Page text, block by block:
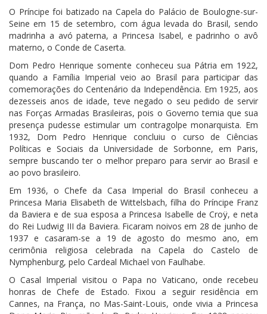
O Príncipe foi batizado na Capela do Palácio de Boulogne-sur-
Seine em 15 de setembro, com água levada do Brasil, sendo
madrinha a avó paterna, a Princesa Isabel, e padrinho o avô
materno, o Conde de Caserta.
Dom Pedro Henrique somente conheceu sua Pátria em 1922,
quando a Família Imperial veio ao Brasil para participar das
comemorações do Centenário da Independência. Em 1925, aos
dezesseis anos de idade, teve negado o seu pedido de servir
nas Forças Armadas Brasileiras, pois o Governo temia que sua
presença pudesse estimular um contragolpe monarquista. Em
1932, Dom Pedro Henrique concluiu o curso de Ciências
Políticas e Sociais da Universidade de Sorbonne, em Paris,
sempre buscando ter o melhor preparo para servir ao Brasil e
ao povo brasileiro.
Em 1936, o Chefe da Casa Imperial do Brasil conheceu a
Princesa Maria Elisabeth de Wittelsbach, filha do Príncipe Franz
da Baviera e de sua esposa a Princesa Isabelle de Croÿ, e neta
do Rei Ludwig III da Baviera. Ficaram noivos em 28 de junho de
1937 e casaram-se a 19 de agosto do mesmo ano, em
cerimônia religiosa celebrada na Capela do Castelo de
Nymphenburg, pelo Cardeal Michael von Faulhabe.
O Casal Imperial visitou o Papa no Vaticano, onde recebeu
honras de Chefe de Estado. Fixou a seguir residência em
Cannes, na França, no Mas-Saint-Louis, onde vivia a Princesa